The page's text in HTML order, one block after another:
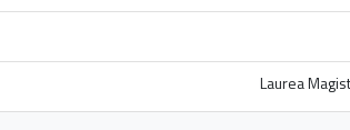
Laurea